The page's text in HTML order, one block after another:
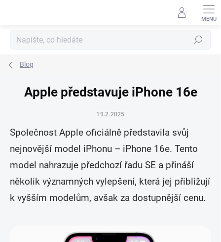
Hledat
Blog
Apple představuje iPhone 16e
19.2.2025
Společnost Apple oficiálně představila svůj
nejnovější model iPhonu – iPhone 16e. Tento
model nahrazuje předchozí řadu SE a přináší
několik významných vylepšení, která jej přibližují
k vyšším modelům, avšak za dostupnější cenu.